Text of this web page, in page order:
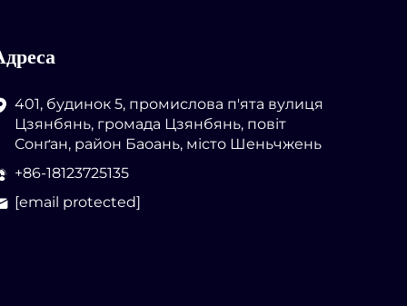
401, будинок 5, промислова п'ята вулиця
Цзянбянь, громада Цзянбянь, повіт
Сонґан, район Баоань, місто Шеньчжень
+86-18123725135
[email protected]